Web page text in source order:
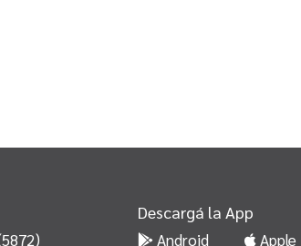
Descargá la App
Android Apple